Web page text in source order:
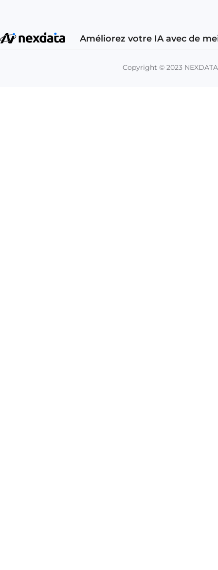
Améliorez votre IA avec de
Copyright © 2023 NEXDATA